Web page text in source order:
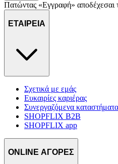
Πατώντας «Εγγραφή» αποδέχεσαι
ΕΤΑΙΡΕΙΑ
Σχετικά με εμάς
Ευκαιρίες καριέρας
Συνεργαζόμενα καταστήματα
SHOPFLIX B2B
SHOPFLIX app
ONLINE ΑΓΟΡΕΣ